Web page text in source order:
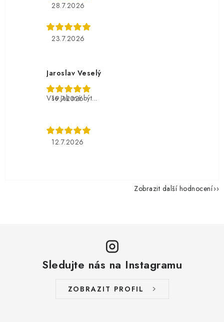
28.7.2026
23.7.2026
Jaroslav Veselý
19.7.2026
Vše jak má být...
12.7.2026
Zobrazit další hodnocení
Sledujte nás na Instagramu
ZOBRAZIT PROFIL